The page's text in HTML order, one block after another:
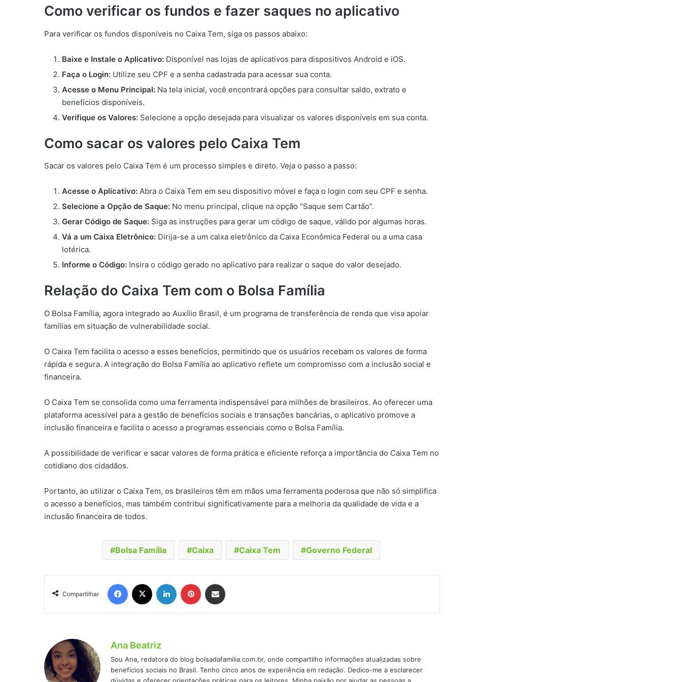
Como verificar os fundos e fazer saques no aplicativo
Para verificar os fundos disponíveis no Caixa Tem, siga os passos abaixo:
Baixe e Instale o Aplicativo: Disponível nas lojas de aplicativos para dispositivos Android e iOS.
Faça o Login: Utilize seu CPF e a senha cadastrada para acessar sua conta.
Acesse o Menu Principal: Na tela inicial, você encontrará opções para consultar saldo, extrato e
benefícios disponíveis.
Verifique os Valores: Selecione a opção desejada para visualizar os valores disponíveis em sua conta.
Como sacar os valores pelo Caixa Tem
Sacar os valores pelo Caixa Tem é um processo simples e direto. Veja o passo a passo:
Acesse o Aplicativo: Abra o Caixa Tem em seu dispositivo móvel e faça o login com seu CPF e senha.
Selecione a Opção de Saque: No menu principal, clique na opção “Saque sem Cartão”.
Gerar Código de Saque: Siga as instruções para gerar um código de saque, válido por algumas horas.
Vá a um Caixa Eletrônico: Dirija-se a um caixa eletrônico da Caixa Econômica Federal ou a uma casa
lotérica.
Informe o Código: Insira o código gerado no aplicativo para realizar o saque do valor desejado.
Relação do Caixa Tem com o Bolsa Família
O Bolsa Família, agora integrado ao Auxílio Brasil, é um programa de transferência de renda que visa apoiar
famílias em situação de vulnerabilidade social.
O Caixa Tem facilita o acesso a esses benefícios, permitindo que os usuários recebam os valores de forma
rápida e segura. A integração do Bolsa Família ao aplicativo reflete um compromisso com a inclusão social e
financeira.
O Caixa Tem se consolida como uma ferramenta indispensável para milhões de brasileiros. Ao oferecer uma
plataforma acessível para a gestão de benefícios sociais e transações bancárias, o aplicativo promove a
inclusão financeira e facilita o acesso a programas essenciais como o Bolsa Família.
A possibilidade de verificar e sacar valores de forma prática e eficiente reforça a importância do Caixa Tem no
cotidiano dos cidadãos.
Portanto, ao utilizar o Caixa Tem, os brasileiros têm em mãos uma ferramenta poderosa que não só simplifica
o acesso a benefícios, mas também contribui significativamente para a melhoria da qualidade de vida e a
inclusão financeira de todos.
Bolsa Família Caixa Caixa Tem Governo Federal
Compartilhar
Facebook Linkedin Pinterest
Ana Beatriz
Sou Ana, redatora do blog bolsadafamilia.com.br, onde compartilho informações atualizadas sobre
benefícios sociais no Brasil. Tenho cinco anos de experiência em redação. Dedico-me a esclarecer